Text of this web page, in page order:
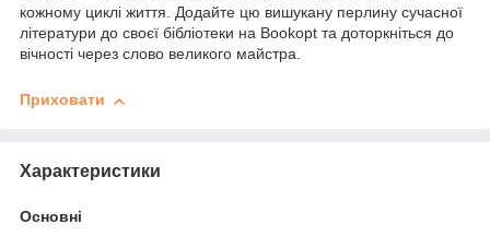
кожному циклі життя. Додайте цю вишукану перлину сучасної
літератури до своєї бібліотеки на Bookopt та доторкніться до
вічності через слово великого майстра.
Приховати
Характеристики
Основні